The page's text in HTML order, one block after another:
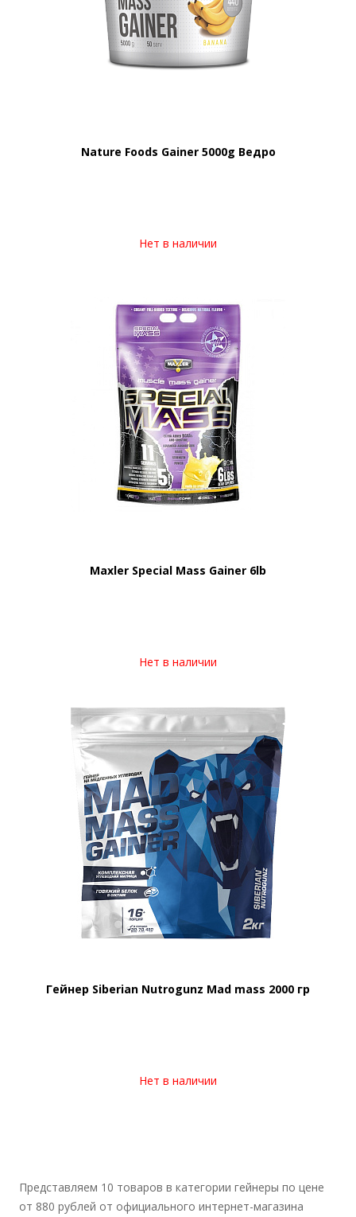
Nature Foods Gainer 5000g Ведро
Нет в наличии
Maxler Special Mass Gainer 6lb
Нет в наличии
Гейнер Siberian Nutrogunz Mad mass 2000 гр
Нет в наличии
Представляем 10 товаров в категории гейнеры по цене
от 880 рублей от официального интернет-магазина